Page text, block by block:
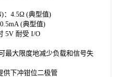
泛的环境条件。
：4.5Ω (典型值)
(典型值)
5V 耐受 I/O
最大限度地减少负载和信号失
供下冲钳位二极管